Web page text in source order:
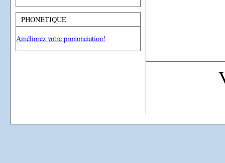
PHONETIQUE
Améliorez votre prononciation!